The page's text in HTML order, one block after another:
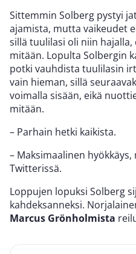
Sittemmin Solberg pystyi
ajamista, mutta vaikeudet
sillä tuulilasi oli niin
mitään. Lopulta Solbergin
potki vauhdista tuulilasin
vain hieman, sillä
voimalla sisään, eikä
mitään.
– Parhain hetki kaikista.
– Maksimaalinen
Twitterissä.
Loppujen lopuksi Solberg
kahdeksanneksi.
Marcus Grönholmista